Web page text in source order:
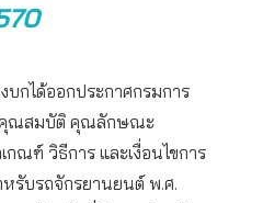
บกได้ออกประกาศกรมการ
คุณสมบัติ คุณลักษณะ
ณฑ์ วิธีการ และเงื่อนไขการ
รับรถจักรยานยนต์ พ.ศ.